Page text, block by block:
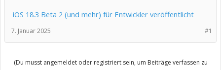
iOS 18.3 Beta 2 (und mehr) für Entwickler veröffentlicht
#1
7. Januar 2025
(Du musst angemeldet oder registriert sein, um Beiträge verfassen zu